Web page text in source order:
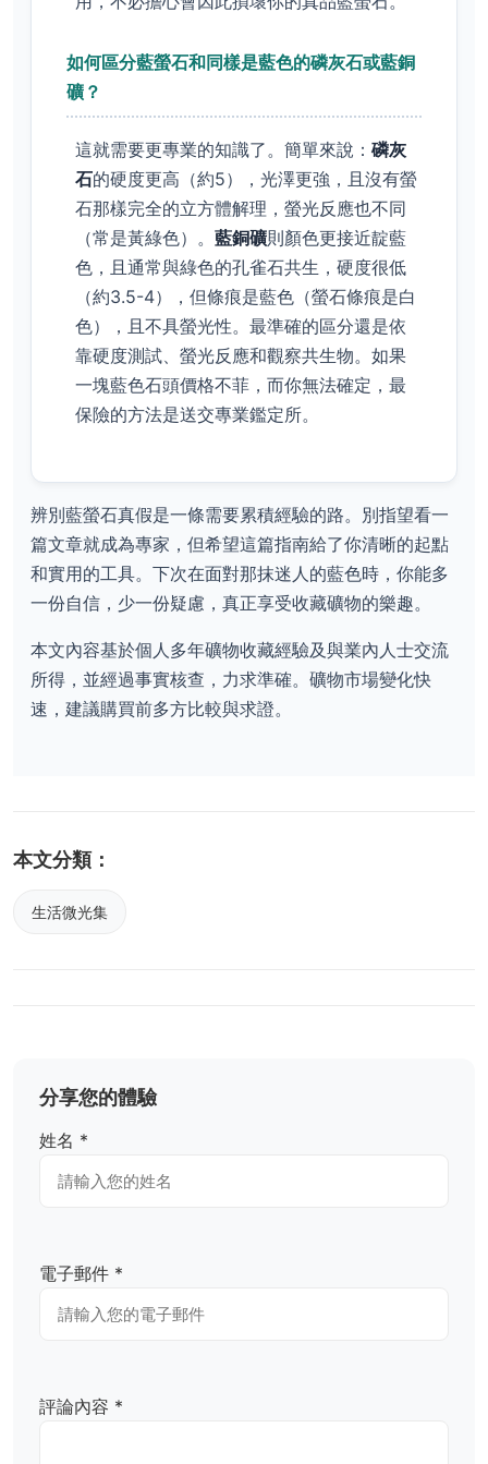
如何區分藍螢石和同樣是藍色的磷灰石或藍銅
礦？
這就需要更專業的知識了。簡單來說： 磷灰
石的硬度更高（約5），光澤更強，且沒有螢
石那樣完全的立方體解理，螢光反應也不同
（常是黃綠色）。 藍銅礦則顏色更接近靛藍
色，且通常與綠色的孔雀石共生，硬度很低
（約3.5-4），但條痕是藍色（螢石條痕是白
色），且不具螢光性。最準確的區分還是依
靠硬度測試、螢光反應和觀察共生物。如果
一塊藍色石頭價格不菲，而你無法確定，最
保險的方法是送交專業鑑定所。
辨別藍螢石真假是一條需要累積經驗的路。別指望看一
篇文章就成為專家，但希望這篇指南給了你清晰的起點
和實用的工具。下次在面對那抹迷人的藍色時，你能多
一份自信，少一份疑慮，真正享受收藏礦物的樂趣。
本文內容基於個人多年礦物收藏經驗及與業內人士交流
所得，並經過事實核查，力求準確。礦物市場變化快
速，建議購買前多方比較與求證。
本文分類：
生活微光集
分享您的體驗
姓名 *
電子郵件 *
評論內容 *